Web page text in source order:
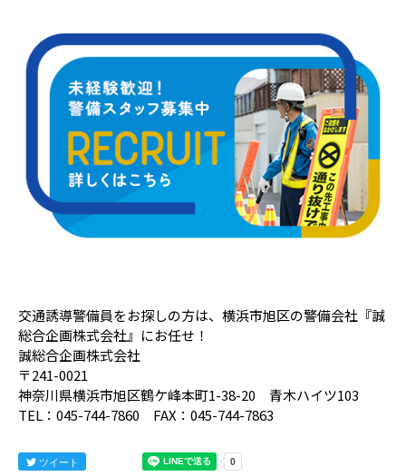
交通誘導警備員をお探しの方は、横浜市旭区の警備会社『誠
総合企画株式会社』にお任せ！
誠総合企画株式会社
〒241-0021
神奈川県横浜市旭区鶴ケ峰本町1-38-20 青木ハイツ103
TEL：045-744-7860 FAX：045-744-7863
ツイート